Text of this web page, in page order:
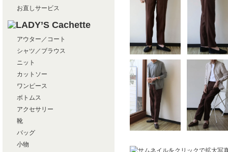
お直しサービス
アウター／コート
シャツ／ブラウス
ニット
カットソー
ワンピース
ボトムス
アクセサリー
靴
バッグ
小物